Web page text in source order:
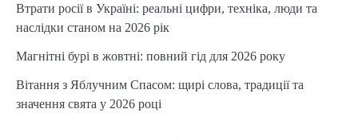
Втрати росії в Україні: реальні цифри, техніка, люди та
наслідки станом на 2026 рік
Магнітні бурі в жовтні: повний гід для 2026 року
Вітання з Яблучним Спасом: щирі слова, традиції та
значення свята у 2026 році